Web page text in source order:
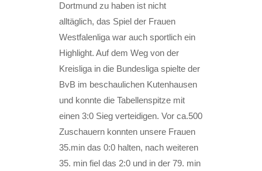
Dortmund zu haben ist nicht
alltäglich, das Spiel der Frauen
Westfalenliga war auch sportlich ein
Highlight. Auf dem Weg von der
Kreisliga in die Bundesliga spielte der
BvB im beschaulichen Kutenhausen
und konnte die Tabellenspitze mit
einen 3:0 Sieg verteidigen. Vor ca.500
Zuschauern konnten unsere Frauen
35.min das 0:0 halten, nach weiteren
35. min fiel das 2:0 und in der 79. min